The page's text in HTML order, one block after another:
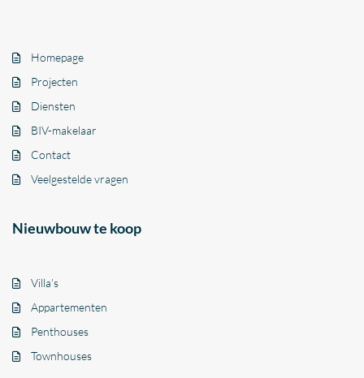
Homepage
Projecten
Diensten
BIV-makelaar
Contact
Veelgestelde vragen
Nieuwbouw te koop
Villa’s
Appartementen
Penthouses
Townhouses